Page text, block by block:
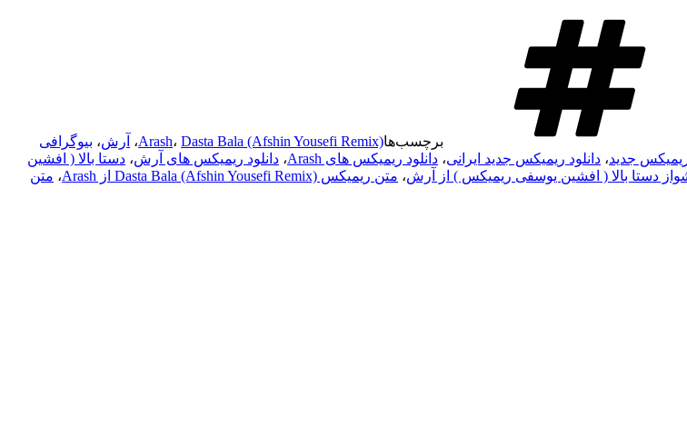
برچسب‌ها Arash، Dasta Bala (Afshin Yousefi Remix) ، آرش، بیوگرافی
ریمیکس جدید، دانلود ریمیکس جدید ایرانی، دانلود ریمیکس های Arash ، دانلود ریمیکس های آرش، دستا بالا ( افشین
دستا بالا ( افشین یوسفی ریمیکس ) از آرش، متن ریمیکس Dasta Bala (Afshin Yousefi Remix) از Arash ، متن